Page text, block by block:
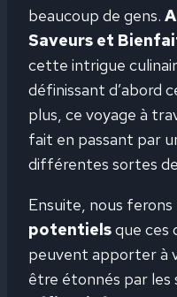
beaucoup de gens.
Saveurs et
cette intrigue
définissant d’abord
plus, ce voyage à
fait en passant par
différentes sortes
Ensuite, nous ferons
potentielsque ces
peuvent apporter à
être étonnés par